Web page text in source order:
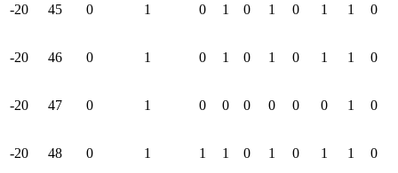
-20 45 0 1 0 1 0 1 0 1 1 0
-20 46 0 1 0 1 0 1 0 1 1 0
-20 47 0 1 0 0 0 0 0 0 1 0
-20 48 0 1 1 1 0 1 0 1 1 0